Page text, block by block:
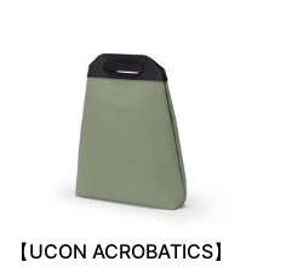
【UCON ACROBATICS】